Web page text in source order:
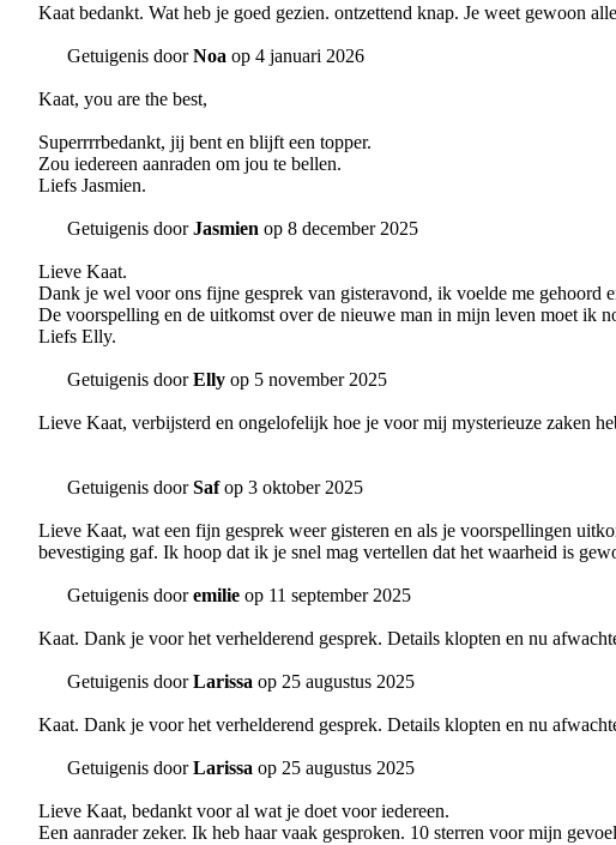
Kaat bedankt. Wat heb je goed gezien. ontzettend knap. Je weet gewoon
Getuigenis doorNoa op 4 januari 2026
Kaat, you are the best,
Superrrrbedankt, jij bent en blijft een topper.
Zou iedereen aanraden om jou te bellen.
Liefs Jasmien.
Getuigenis doorJasmien op 8 december 2025
Lieve Kaat.
Dank je wel voor ons fijne gesprek van gisteravond, ik voelde me gehoord
De voorspelling en de uitkomst over de nieuwe man in mijn leven moet ik
Liefs Elly.
Getuigenis doorElly op 5 november 2025
Lieve Kaat, verbijsterd en ongelofelijk hoe je voor mij mysterieuze zaken
Getuigenis doorSafop 3 oktober 2025
Lieve Kaat, wat een fijn gesprek weer gisteren en als je voorspellingen
bevestiging gaf. Ik hoop dat ik je snel mag vertellen dat het waarheid is
Getuigenis dooremilie op 11 september 2025
Kaat. Dank je voor het verhelderend gesprek. Details klopten en nu
Getuigenis doorLarissa op 25 augustus 2025
Kaat. Dank je voor het verhelderend gesprek. Details klopten en nu
Getuigenis doorLarissa op 25 augustus 2025
Lieve Kaat, bedankt voor al wat je doet voor iedereen.
Een aanrader zeker. Ik heb haar vaak gesproken. 10 sterren voor mijn